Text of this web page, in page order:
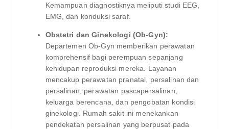
Kemampuan diagnostiknya meliputi studi EEG,
EMG, dan konduksi saraf.
Obstetri dan Ginekologi (Ob-Gyn):
Departemen Ob-Gyn memberikan perawatan
komprehensif bagi perempuan sepanjang
kehidupan reproduksi mereka. Layanan
mencakup perawatan pranatal, persalinan dan
persalinan, perawatan pascapersalinan,
keluarga berencana, dan pengobatan kondisi
ginekologi. Rumah sakit ini menekankan
pendekatan persalinan yang berpusat pada